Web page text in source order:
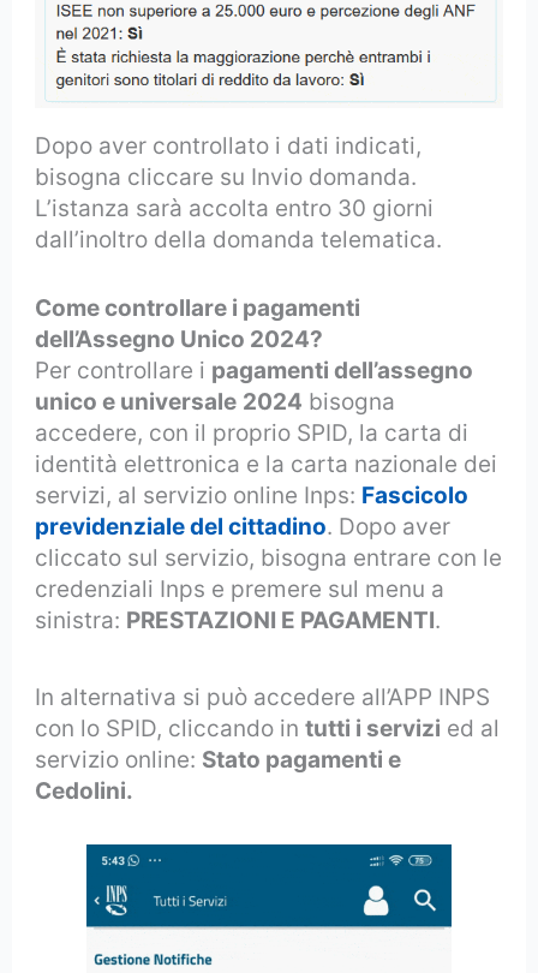
Dopo aver controllato i dati indicati,
bisogna cliccare su Invio domanda.
L’istanza sarà accolta entro 30 giorni
dall’inoltro della domanda telematica.
Come controllare i pagamenti
dell’Assegno Unico 2024?
Per controllare i pagamenti dell’assegno
unico e universale 2024 bisogna
accedere, con il proprio SPID, la carta di
identità elettronica e la carta nazionale dei
servizi, al servizio online Inps: Fascicolo
previdenziale del cittadino. Dopo aver
cliccato sul servizio, bisogna entrare con le
credenziali Inps e premere sul menu a
sinistra: PRESTAZIONI E PAGAMENTI.
In alternativa si può accedere all’APP INPS
con lo SPID, cliccando intutti i servizi ed al
servizio online: Stato pagamenti e
Cedolini.